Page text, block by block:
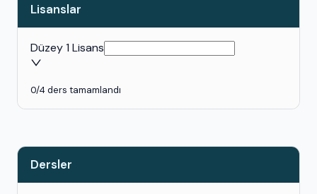
Lisanslar
Düzey 1 Lisans
0/4 ders tamamlandı
Dersler